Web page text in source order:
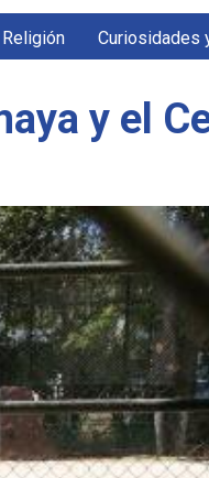
Curiosidades
y el